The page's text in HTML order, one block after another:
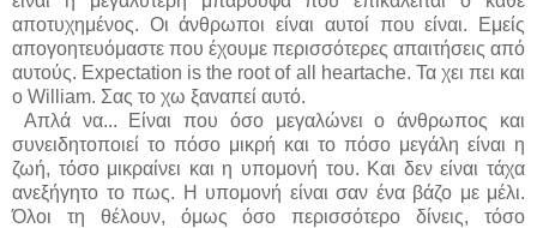
αποτυχημένος. Οι άνθρωποι είναι αυτοί που είναι. Εμείς
απογοητευόμαστε που έχουμε περισσότερες απαιτήσεις από
αυτούς. Expectation is the root of all heartache. Τα χει πει και
ο William. Σας το χω ξαναπεί αυτό.
Απλά να... Είναι που όσο μεγαλώνει ο άνθρωπος και
συνειδητοποιεί το πόσο μικρή και το πόσο μεγάλη είναι η
ζωή, τόσο μικραίνει και η υπομονή του. Και δεν είναι τάχα
ανεξήγητο το πως. Η υπομονή είναι σαν ένα βάζο με μέλι.
Όλοι τη θέλουν, όμως όσο περισσότερο δίνεις, τόσο